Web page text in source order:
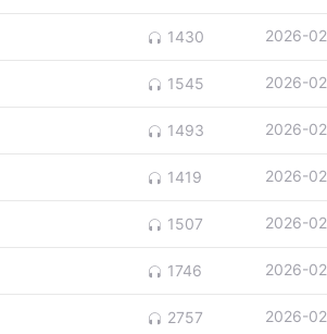
1430 2026-02
1545 2026-02
1493 2026-02
1419 2026-02
1507 2026-02
1746 2026-02
2757 2026-02